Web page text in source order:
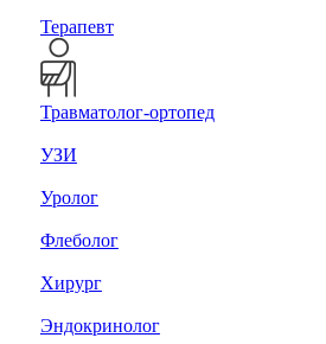
Терапевт
Травматолог-ортопед
УЗИ
Уролог
Флеболог
Хирург
Эндокринолог